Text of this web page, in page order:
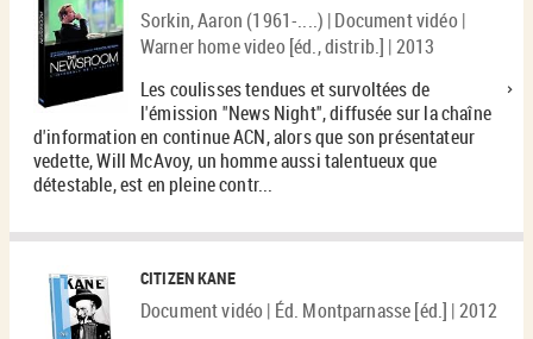
Sorkin, Aaron (1961-....) | Document vidéo |
Warner home video [éd., distrib.] | 2013
Les coulisses tendues et survoltées de
l'émission ''News Night'', diffusée sur la chaîne
d'information en continue ACN, alors que son présentateur
vedette, Will McAvoy, un homme aussi talentueux que
détestable, est en pleine contr...
CITIZEN KANE
Document vidéo | Éd. Montparnasse [éd.] | 2012